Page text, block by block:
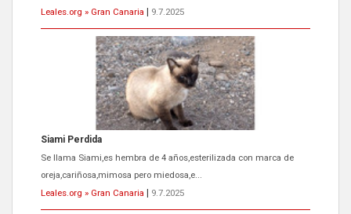
Leales.org » Gran Canaria
9.7.2025
ADOPCIÓN URGENTE GATA TEROR GRAN CANARIA
El ayuntamiento se va a llevar a Los Gatos callejeros de la zona los
próximos días, ella incluida...
Leales.org » Gran Canaria
9.7.2025